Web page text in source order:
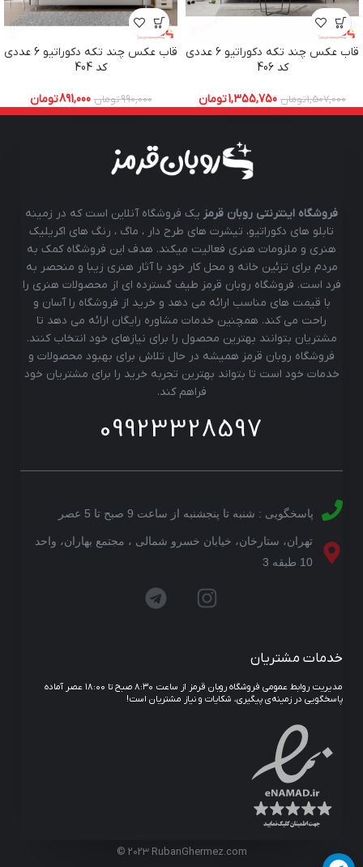
قاب عکس چند تکه دکوراتیو 6 عددی
کد 406
1,507,000تومان 1,355,750تومان
قاب عکس چند تکه دکوراتیو 6 عددی
کد 404
990,000تومان 891,000تومان
فروشگاه اینترنتی روبان قرمز یک فروشگاه آنلاین است که در زمینه
تابلو های دکوراتیو، تیشرت های طرح دار ، ماگ ، رنگ های اکریلیک
هنری و ملزومات هنری فعالیت میکند. هدف این فروشگاه کمک به
مردم برای تزئین خانه و محل کار خود با آثار هنری زیبا و منحصر به
فرد است. فروشگاه روبان قرمز طیف گسترده ای از محصولات هنری را
با قیمت های مناسب ارائه می دهد و خرید از فروشگاه را آسان و
راحت می کند. همچنین خدمات مشاوره رایگان ارائه می دهد تا
مشتریان بتوانند بهترین محصول را برای نیازهای خود انتخاب کنند.
فروشگاه روبان قرمز همیشه در حال تلاش برای بهبود محصولات و
خدمات خود است تا بتواند بهترین تجربه خرید را برای مشتریان خود
فراهم کند.
09923328597
پاسخگویی : شنبه تا پنجشنبه از ساعت 9 صبح تا 5 عصر
تهران، ستارخان، خیابان خسرو شمالی ، مجتمع بهاران، واحد
10 طبقه 3
خدمات مشتریان
مدیریت روابط عمومی فروشگاه روبان قرمز از ساعت ۸:۳۰ صبح تا ۱۸:۰۰ عصر آماده
پاسخگویی در زمینه‌ی پیگیری، شکایات و نیاز مشتریان است!
© 2023 RubanGhermez.com